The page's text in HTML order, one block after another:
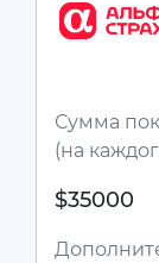
Сумма
(на
$35000